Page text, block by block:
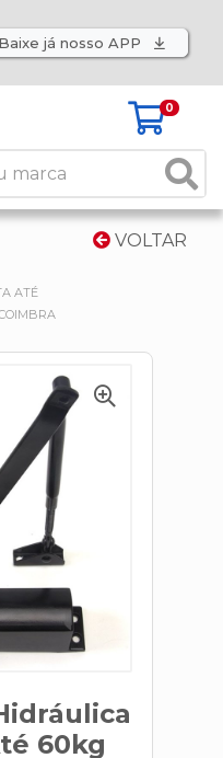
Baixe já nosso APP
0
VOLTAR
ATÉ
60kg